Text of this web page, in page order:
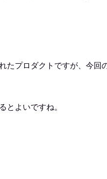
たプロダクトですが、今回
とよいですね。